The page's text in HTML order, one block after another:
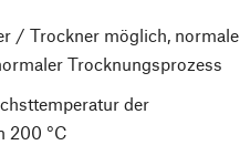
/ Trockner möglich, normale
Trocknungsprozess
der
200 °C